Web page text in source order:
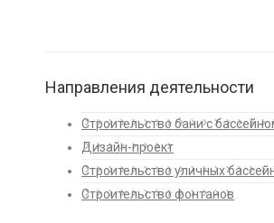
Направления деятельности
Строительство бани с
Дизайн-проект
Строительство уличных
Строительство фонтанов